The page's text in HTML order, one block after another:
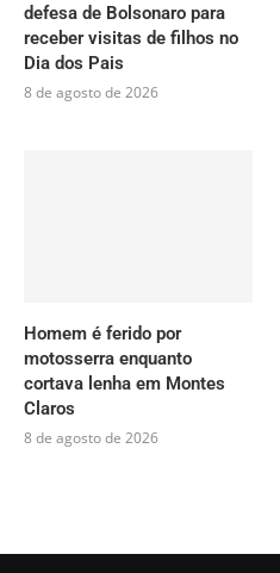
defesa de Bolsonaro para
receber visitas de filhos no
Dia dos Pais
8 de agosto de 2026
Homem é ferido por
motosserra enquanto
cortava lenha em Montes
Claros
8 de agosto de 2026